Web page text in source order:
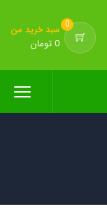
0 سبد خرید من
0 تومان